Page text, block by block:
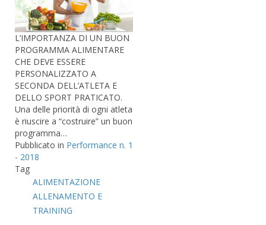
L’IMPORTANZA DI UN BUON
PROGRAMMA ALIMENTARE
CHE DEVE ESSERE
PERSONALIZZATO A
SECONDA DELL’ATLETA E
DELLO SPORT PRATICATO.
Una delle priorità di ogni atleta
è riuscire a “costruire” un buon
programma…
Pubblicato in Performance n. 1
- 2018
Tag
ALIMENTAZIONE
ALLENAMENTO E
TRAINING